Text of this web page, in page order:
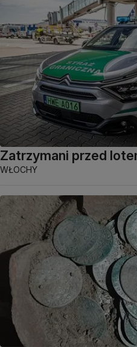
Zatrzymani przed
WŁOCHY